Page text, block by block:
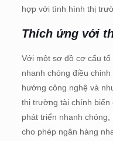
hợp với tình hình thị
Thích ứng với
Với một sơ đồ cơ cấu
nhanh chóng điều
hướng công nghệ và
thị trường tài chính biến
phát triển nhanh
cho phép ngân hàng